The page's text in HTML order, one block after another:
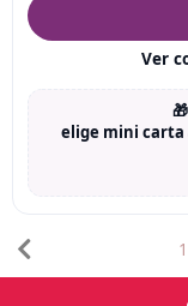
Ver
elige mini
1